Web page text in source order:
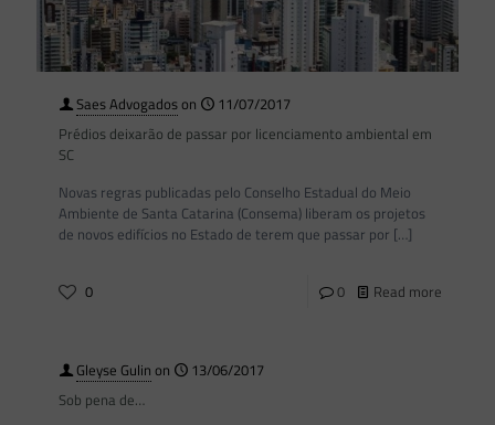
Saes Advogadoson
11/07/2017
Prédios deixarão de passar por licenciamento ambiental em
SC
Novas regras publicadas pelo Conselho Estadual do Meio
Ambiente de Santa Catarina (Consema) liberam os projetos
de novos edifícios no Estado de terem que passar por […]
0 0 Read more
Gleyse Gulin on
13/06/2017
Sob pena de…